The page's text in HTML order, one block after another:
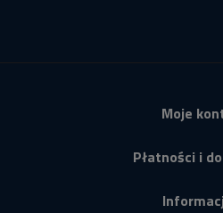
Moje
Płatności i